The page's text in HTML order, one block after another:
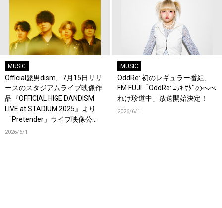
MUSIC
Official髭男dism、7月15日リリ
ースのスタジアムライブ映像作
品『OFFICIAL HIGE DANDISM
LIVE at STADIUM 2025』より
「Pretender」ライブ映像公
開！
2026/6/1
MUSIC
OddRe: 初のレギュラー番組、
FM FUJI「OddRe: ﾕｳｷ ｻﾀﾞのへべ
れけ珍道中」放送開始決定！
2026/6/1